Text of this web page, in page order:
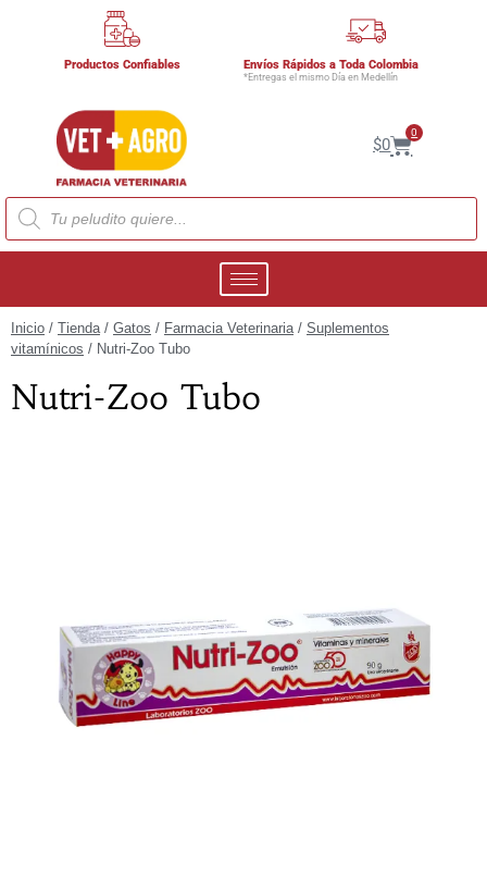
Productos Confiables Envíos Rápidos a Toda Colombia
*Entregas el mismo Día en Medellín
$0
0
Inicio / Tienda/ Gatos / Farmacia Veterinaria/ Suplementos
vitamínicos / Nutri-Zoo Tubo
Nutri-Zoo Tubo